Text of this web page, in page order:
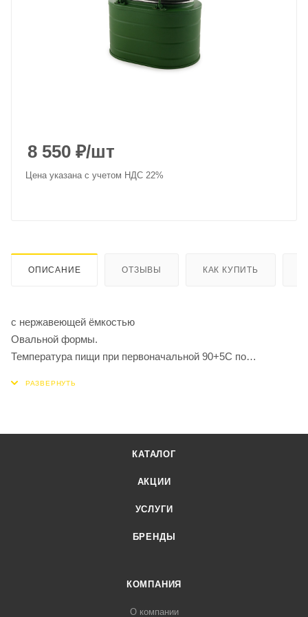
8 550 ₽/шт
Цена указана с учетом НДС 22%
ОПИСАНИЕ ОТЗЫВЫ КАК КУПИТЬ
с нержавеющей ёмкостью
Овальной формы.
Температура пищи при первоначальной 90+5С по
КАТАЛОГ
АКЦИИ
УСЛУГИ
БРЕНДЫ
КОМПАНИЯ
О компании